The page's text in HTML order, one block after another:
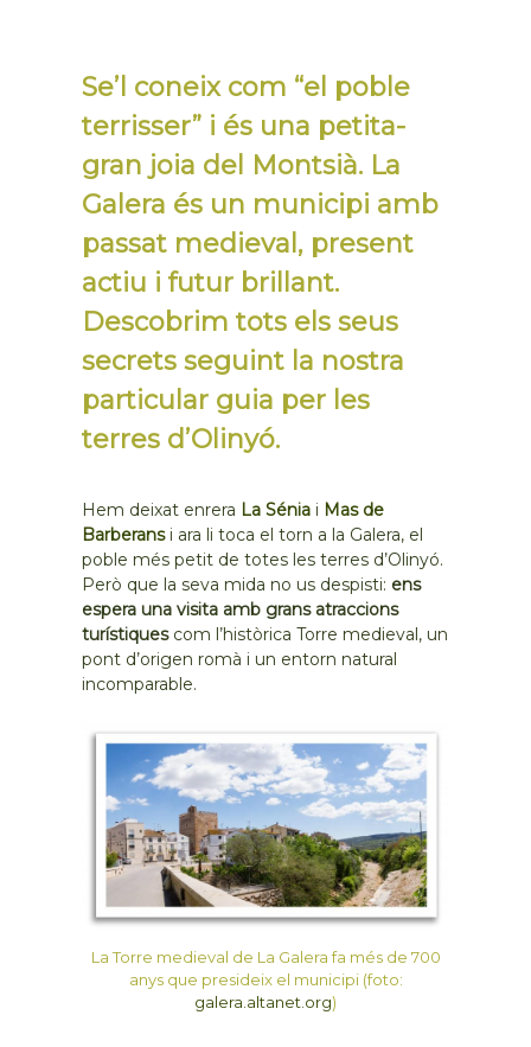
Se’l coneix com “el poble
terrisser” i és una petita-
gran joia del Montsià. La
Galera és un municipi amb
passat medieval, present
actiu i futur brillant.
Descobrim tots els seus
secrets seguint la nostra
particular guia per les
terres d’Olinyó.
Hem deixat enrera La Séniai Mas de
Barberansi ara li toca el torn a la Galera, el
poble més petit de totes les terres d’Olinyó.
Però que la seva mida no us despisti: ens
espera una visita amb grans atraccions
turístiquescom l’històrica Torre medieval, un
pont d’origen romà i un entorn natural
incomparable.
La Torre medieval de La Galera fa més de 700
anys que presideix el municipi (foto:
galera.altanet.org)